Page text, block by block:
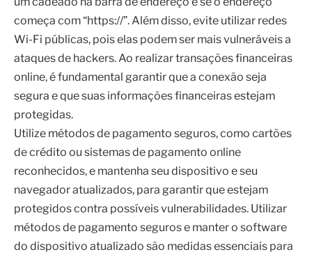
segura e que suas informações financeiras estejam
protegidas.
Utilize métodos de pagamento seguros, como cartões
de crédito ou sistemas de pagamento online
reconhecidos, e mantenha seu dispositivo e seu
navegador atualizados, para garantir que estejam
protegidos contra possíveis vulnerabilidades. Utilizar
métodos de pagamento seguros e manter o software
do dispositivo atualizado são medidas essenciais para
proteger suas transações financeiras online.
Denuncie e saiba como agir em
caso de fraude online